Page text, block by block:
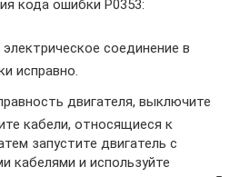
кода ошибки P0353:
соединение в
исправно.
двигателя, выключите
кабели, относящиеся к
запустите двигатель с
кабелями и используйте